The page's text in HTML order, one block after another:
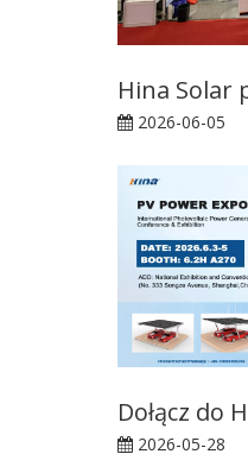
2026-06-05
2026-05-28